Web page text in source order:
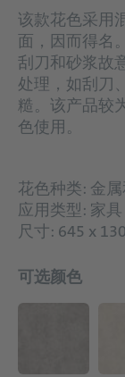
该款花色采用
面，因而得名
刮刀和砂浆故
处理，如刮刀
糙。该产品较
色使用。
花色种类: 金
应用类型: 家具
尺寸: 645 x
可选颜色